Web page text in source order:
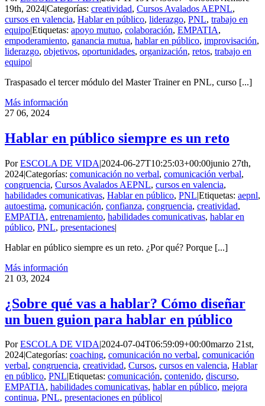
19th, 2024|Categorías: creatividad, Cursos Avalados AEPNL,
cursos en valencia, Hablar en público, liderazgo, PNL, trabajo en
equipo|Etiquetas: apoyo mutuo, colaboración, EMPATIA,
empoderamiento, ganancia mutua, hablar en público, improvisación,
liderazgo, objetivos, oportunidades, organización, retos, trabajo en
equipo|
Traspasado el tercer módulo del Master Trainer en PNL, curso [...]
Más información
27 06, 2024
Hablar en público siempre es un reto
PorESCOLA DE VIDA|2024-06-27T10:25:03+00:00junio 27th,
2024|Categorías: comunicación no verbal, comunicación verbal,
congruencia, Cursos Avalados AEPNL, cursos en valencia,
habilidades comunicativas, Hablar en público, PNL|Etiquetas: aepnl,
autoestima, comunicación, confianza, congruencia, creatividad,
EMPATIA, entrenamiento, habilidades comunicativas, hablar en
público, PNL, presentaciones|
Hablar en público siempre es un reto. ¿Por qué? Porque [...]
Más información
21 03, 2024
¿Sobre qué vas a hablar? Cómo diseñar
un buen guion para hablar en público
PorESCOLA DE VIDA|2024-07-04T06:59:09+00:00marzo 21st,
2024|Categorías: coaching, comunicación no verbal, comunicación
verbal, congruencia, creatividad, Cursos, cursos en valencia, Hablar
en público, PNL|Etiquetas: comunicación, contenido, discurso,
EMPATIA, habilidades comunicativas, hablar en público, mejora
continua, PNL, presentaciones en público|